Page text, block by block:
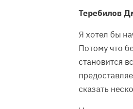
Теребилов
Я хотел бы
Потому что
становится
сказать